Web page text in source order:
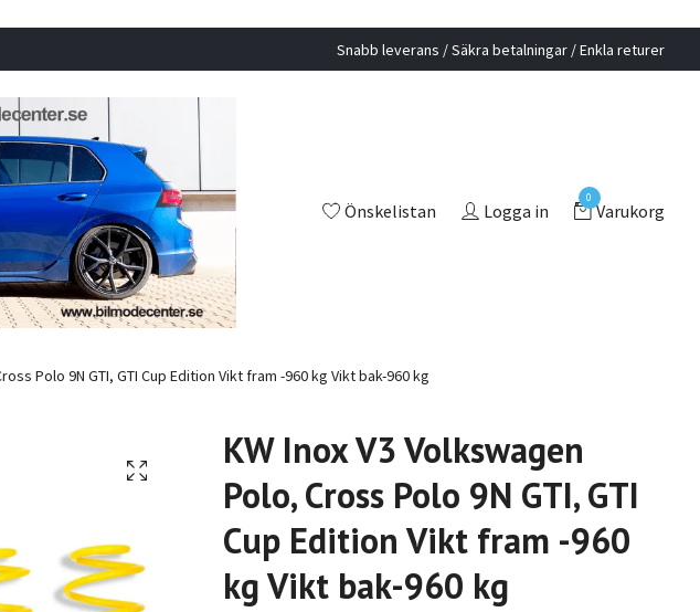
Snabb leverans / Säkra betalningar / Enkla returer
Önskelistan Logga in
0
Varukorg
Polo 9N GTI, GTI Cup Edition Vikt fram -960 kg Vikt bak-960 kg
KW Inox V3 Volkswagen
Polo, Cross Polo 9N GTI, GTI
Cup Edition Vikt fram -960
kg Vikt bak-960 kg